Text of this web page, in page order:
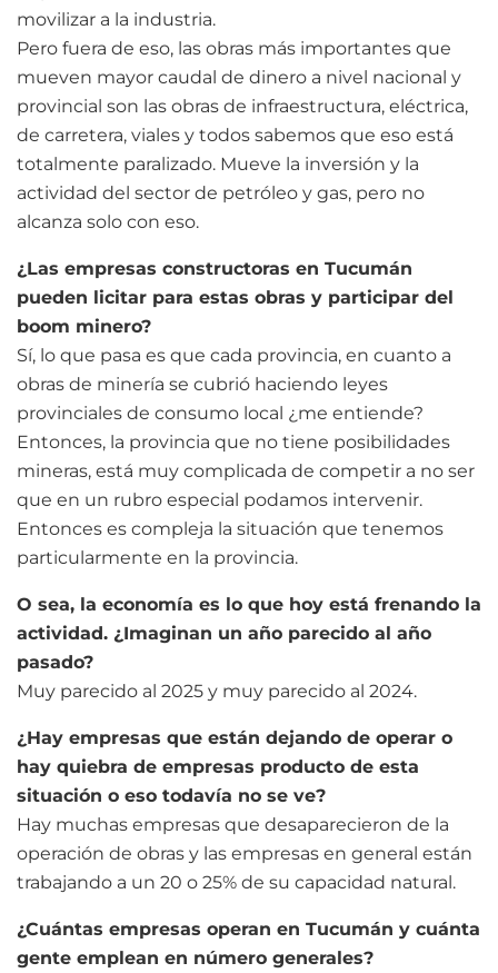
movilizar a la industria.
Pero fuera de eso, las obras más importantes que
mueven mayor caudal de dinero a nivel nacional y
provincial son las obras de infraestructura, eléctrica,
de carretera, viales y todos sabemos que eso está
totalmente paralizado. Mueve la inversión y la
actividad del sector de petróleo y gas, pero no
alcanza solo con eso.
¿Las empresas constructoras en Tucumán
pueden licitar para estas obras y participar del
boom minero?
Sí, lo que pasa es que cada provincia, en cuanto a
obras de minería se cubrió haciendo leyes
provinciales de consumo local ¿me entiende?
Entonces, la provincia que no tiene posibilidades
mineras, está muy complicada de competir a no ser
que en un rubro especial podamos intervenir.
Entonces es compleja la situación que tenemos
particularmente en la provincia.
O sea, la economía es lo que hoy está frenando la
actividad. ¿Imaginan un año parecido al año
pasado?
Muy parecido al 2025 y muy parecido al 2024.
¿Hay empresas que están dejando de operar o
hay quiebra de empresas producto de esta
situación o eso todavía no se ve?
Hay muchas empresas que desaparecieron de la
operación de obras y las empresas en general están
trabajando a un 20 o 25% de su capacidad natural.
¿Cuántas empresas operan en Tucumán y cuánta
gente emplean en número generales?